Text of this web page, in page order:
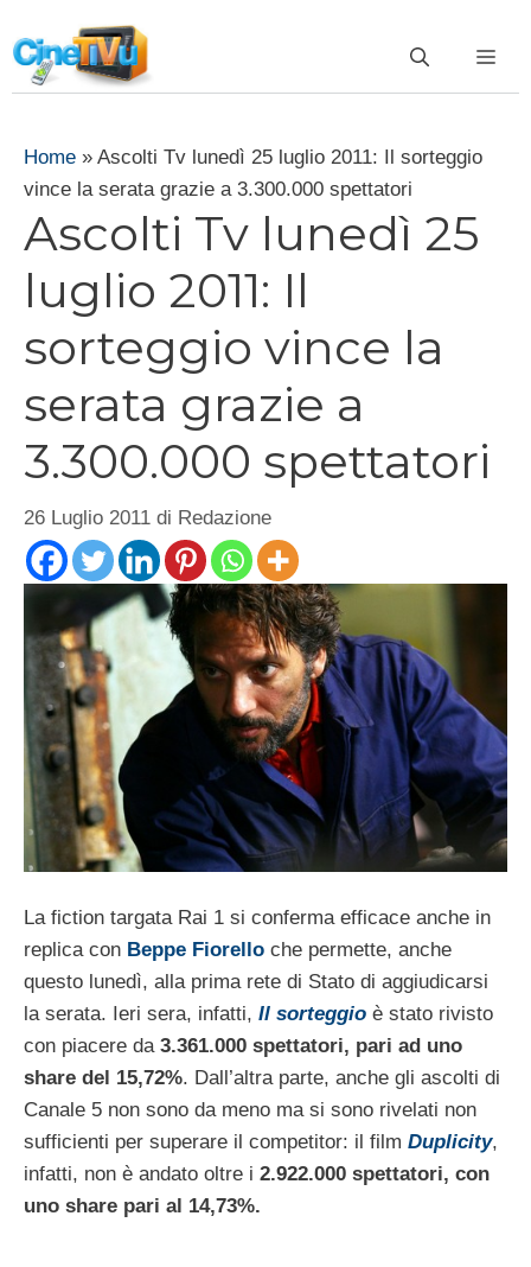
al
contenuto
Home » Ascolti Tv lunedì 25 luglio 2011: Il sorteggio
vince la serata grazie a 3.300.000 spettatori
Ascolti Tv lunedì 25
luglio 2011: Il
sorteggio vince la
serata grazie a
3.300.000 spettatori
26 Luglio 2011 di Redazione
La fiction targata Rai 1 si conferma efficace anche in
replica con Beppe Fiorello che permette, anche
questo lunedì, alla prima rete di Stato di aggiudicarsi
la serata. Ieri sera, infatti, Il sorteggio è stato rivisto
con piacere da 3.361.000 spettatori, pari ad uno
share del 15,72%. Dall’altra parte, anche gli ascolti di
Canale 5 non sono da meno ma si sono rivelati non
sufficienti per superare il competitor: il film Duplicity,
infatti, non è andato oltre i 2.922.000 spettatori, con
uno share pari al 14,73%.